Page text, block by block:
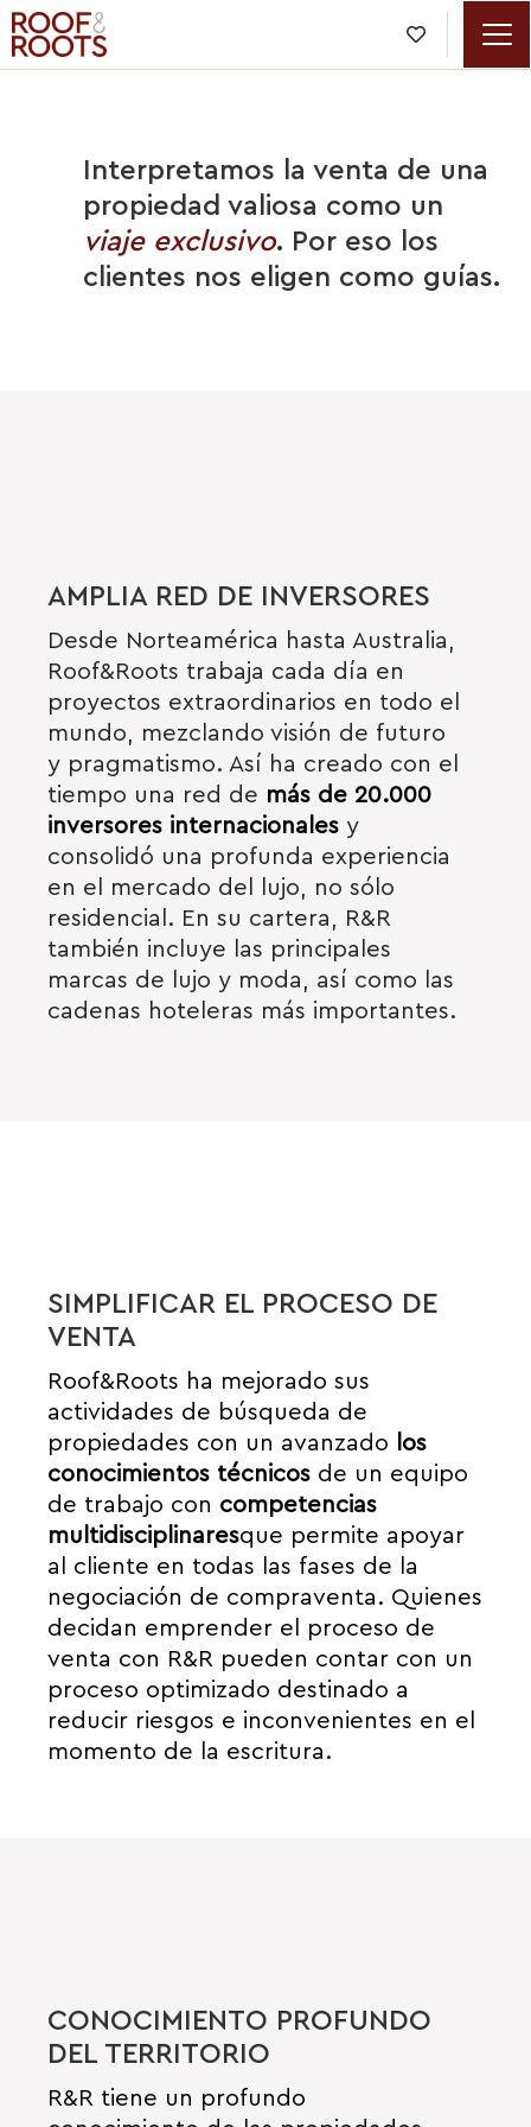

Interpretamos la venta de una
propiedad valiosa como un
viaje exclusivo. Por eso los
clientes nos eligen como guías.
AMPLIA RED DE INVERSORES
Desde Norteamérica hasta Australia,
Roof&Roots trabaja cada día en
proyectos extraordinarios en todo el
mundo, mezclando visión de futuro
y pragmatismo. Así ha creado con el
tiempo una red de más de 20.000
inversores internacionales y
consolidó una profunda experiencia
en el mercado del lujo, no sólo
residencial. En su cartera, R&R
también incluye las principales
marcas de lujo y moda, así como las
cadenas hoteleras más importantes.
SIMPLIFICAR EL PROCESO DE
VENTA
Roof&Roots ha mejorado sus
actividades de búsqueda de
propiedades con un avanzado
los
conocimientos técnicos de un equipo
de trabajo con competencias
multidisciplinaresque permite apoyar
al cliente en todas las fases de la
negociación de compraventa. Quienes
decidan emprender el proceso de
venta con R&R pueden contar con un
proceso optimizado destinado a
reducir riesgos e inconvenientes en el
momento de la escritura.
CONOCIMIENTO PROFUNDO
DEL TERRITORIO
R&R tiene un profundo